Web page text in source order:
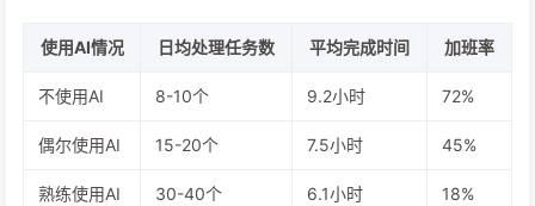
使用AI情况 日均处理任务数 平均完成时间 加班率
不使用AI 8-10个 9.2小时 72%
偶尔使用AI 15-20个 7.5小时 45%
熟练使用AI 30-40个 6.1小时 18%